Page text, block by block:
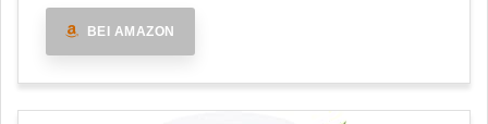
BEI AMAZON